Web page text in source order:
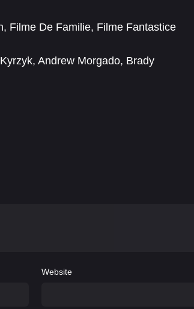
, Filme De Familie, Filme Fantastice
, Andrew Morgado, Brady
Website